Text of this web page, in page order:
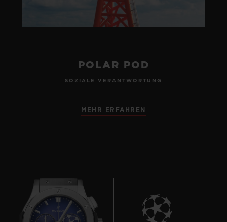
POLAR POD
SOZIALE VERANTWORTUNG
MEHR ERFAHREN